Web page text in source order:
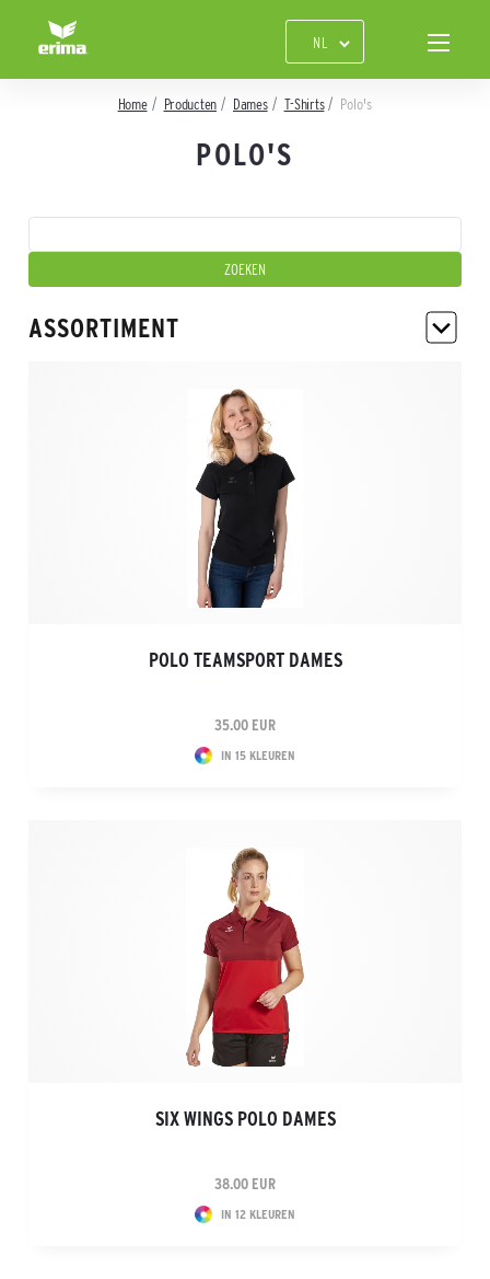
Home Producten Dames T-Shirts Polo's
POLO'S
ASSORTIMENT
POLO TEAMSPORT DAMES
35.00 EUR
IN 15 KLEUREN
SIX WINGS POLO DAMES
38.00 EUR
IN 12 KLEUREN